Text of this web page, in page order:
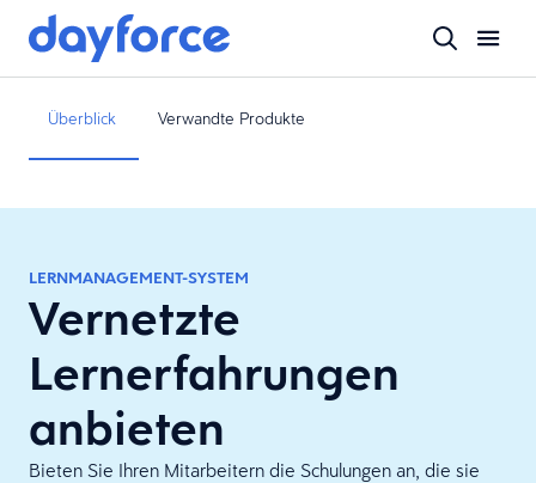
Überblick Verwandte Produkte
LERNMANAGEMENT-SYSTEM
Vernetzte
Lernerfahrungen
anbieten
Bieten Sie Ihren Mitarbeitern die Schulungen an, die sie